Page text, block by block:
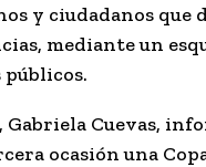
y ciudadanos que
mediante un
Cuevas,
ocasión una